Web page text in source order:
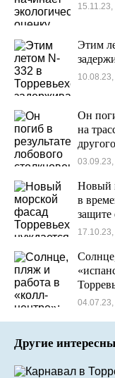
Этим
Он
на
Новый
в
защите
Другие